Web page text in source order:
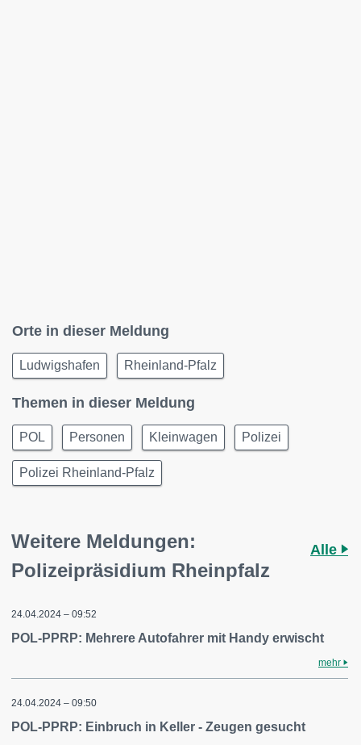
Orte in dieser Meldung
Ludwigshafen Rheinland-Pfalz
Themen in dieser Meldung
POL Personen Kleinwagen Polizei
Polizei Rheinland-Pfalz
Weitere Meldungen:
Polizeipräsidium Rheinpfalz
Alle
24.04.2024 – 09:52
POL-PPRP: Mehrere Autofahrer mit Handy erwischt
mehr
24.04.2024 – 09:50
POL-PPRP: Einbruch in Keller - Zeugen gesucht